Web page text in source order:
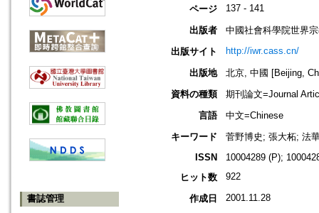
書誌管理
ページ 137 - 141
出版者
中國社會科學院世界
出版サイト
http://iwr.cass.cn/
出版地
北京, 中國 [Beijing,
資料の種類
期刊論文=Journal
言語
中文=Chinese
キーワード
菅野博史; 張大柘; 法
ISSN
10004289 (P);
ヒット数
922
作成日 2001.11.28